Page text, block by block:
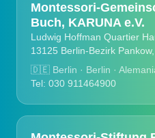
Montessori-
Buch, KARUNA e.V.
Ludwig Hoffman Quartier
13125 Berlin-Bezirk
🇩🇪 Berlin · Berlin ·
Tel: 030 911464900